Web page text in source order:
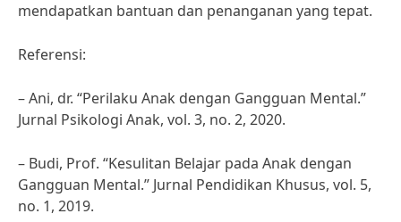
mendapatkan bantuan dan penanganan yang tepat.
Referensi:
– Ani, dr. “Perilaku Anak dengan Gangguan Mental.”
Jurnal Psikologi Anak, vol. 3, no. 2, 2020.
– Budi, Prof. “Kesulitan Belajar pada Anak dengan
Gangguan Mental.” Jurnal Pendidikan Khusus, vol. 5,
no. 1, 2019.